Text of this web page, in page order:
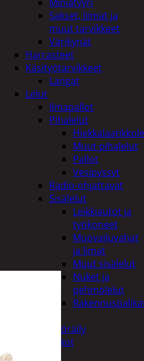
Sakset, liimat ja
muut tarvikkeet
Värikynät
Harrasteet
Käsityötarvikkeet
Langat
Lelut
Ilmapallot
Pihalelut
Muut pihalelut
Pallot
Vesipyssyt
Radio-ohjattavat
Sisälelut
Leikkiautot ja
työkoneet
Muovailuvahat
ja limat
Muut sisälelut
Nuket ja
pehmolelut
Polkupyöräily
Lukot